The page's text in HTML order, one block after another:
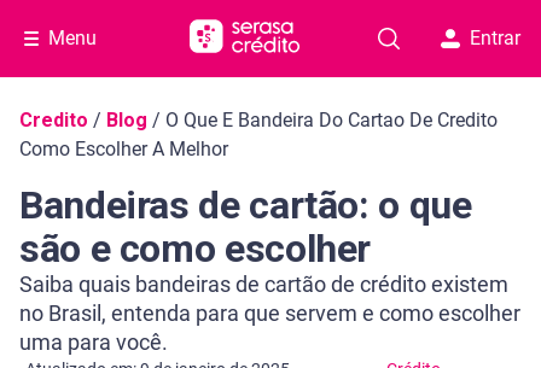
Menu Entrar
Navegação do blog
Credito / Blog / O Que E Bandeira Do Cartao De Credito
Como Escolher A Melhor
Bandeiras de cartão: o que
são e como escolher
Saiba quais bandeiras de cartão de crédito existem
no Brasil, entenda para que servem e como escolher
uma para você.